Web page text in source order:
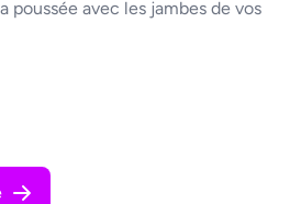
poussée avec les jambes de vos